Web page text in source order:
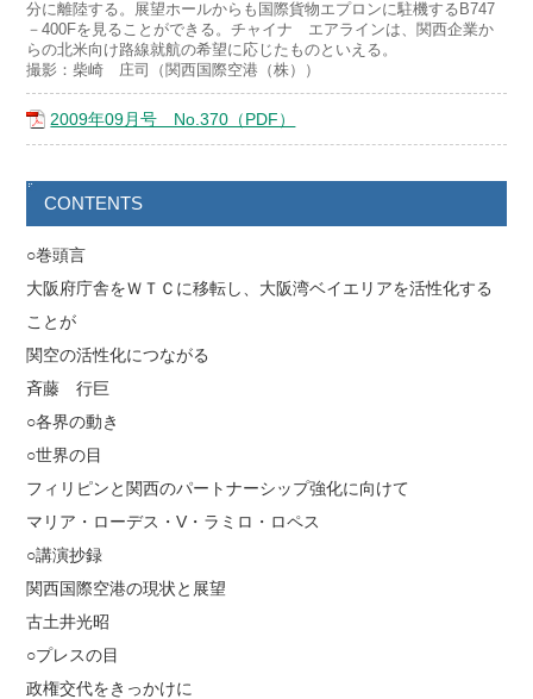
分に離陸する。展望ホールからも国際貨物エプロンに駐機するB747
－400Fを見ることができる。チャイナ エアラインは、関西企業か
らの北米向け路線就航の希望に応じたものといえる。
撮影：柴崎 庄司（関西国際空港（株））
2009年09月号 No.370（PDF）
CONTENTS
○巻頭言
大阪府庁舎をＷＴＣに移転し、大阪湾ベイエリアを活性化する
ことが
関空の活性化につながる
斉藤 行巨
○各界の動き
○世界の目
フィリピンと関西のパートナーシップ強化に向けて
マリア・ローデス・V・ラミロ・ロペス
○講演抄録
関西国際空港の現状と展望
古土井光昭
○プレスの目
政権交代をきっかけに